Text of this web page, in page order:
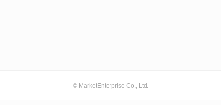
© MarketEnterprise Co., Ltd.